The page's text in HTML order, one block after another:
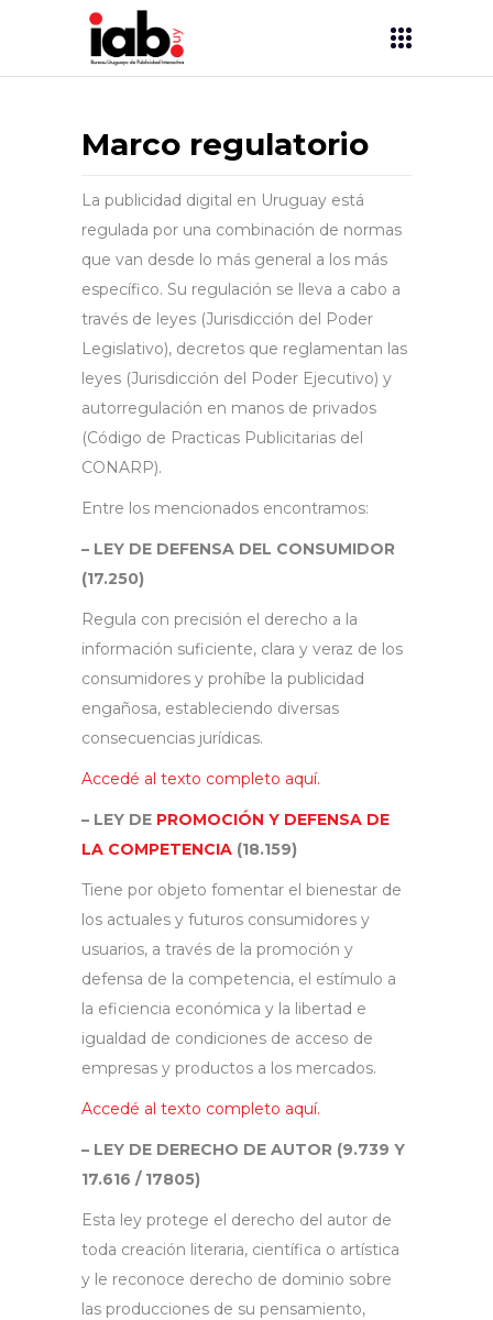
Marco regulatorio
La publicidad digital en Uruguay está
regulada por una combinación de normas
que van desde lo más general a los más
específico. Su regulación se lleva a cabo a
través de leyes (Jurisdicción del Poder
Legislativo), decretos que reglamentan las
leyes (Jurisdicción del Poder Ejecutivo) y
autorregulación en manos de privados
(Código de Practicas Publicitarias del
CONARP).
Entre los mencionados encontramos:
– LEY DE DEFENSA DEL CONSUMIDOR
(17.250)
Regula con precisión el derecho a la
información suficiente, clara y veraz de los
consumidores y prohíbe la publicidad
engañosa, estableciendo diversas
consecuencias jurídicas.
Accedé al texto completo aquí.
– LEY DE PROMOCIÓN Y DEFENSA DE
LA COMPETENCIA (18.159)
Tiene por objeto fomentar el bienestar de
los actuales y futuros consumidores y
usuarios, a través de la promoción y
defensa de la competencia, el estímulo a
la eficiencia económica y la libertad e
igualdad de condiciones de acceso de
empresas y productos a los mercados.
Accedé al texto completo aquí.
– LEY DE DERECHO DE AUTOR (9.739 Y
17.616 / 17805)
Esta ley protege el derecho del autor de
toda creación literaria, científica o artística
y le reconoce derecho de dominio sobre
las producciones de su pensamiento,